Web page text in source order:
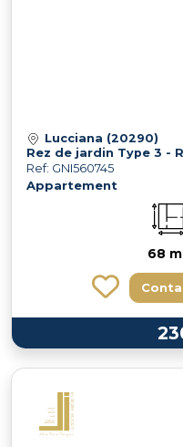
Lucciana (20290)
Ref: GNI560745
Appartement
68